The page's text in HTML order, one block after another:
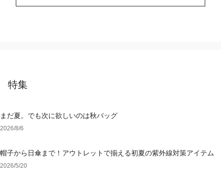
特集
まだ夏。でも次に欲しいのは秋バッグ
2026/8/6
帽子から日傘まで！アウトレットで揃える初夏の紫外線対策アイテム
2026/5/20